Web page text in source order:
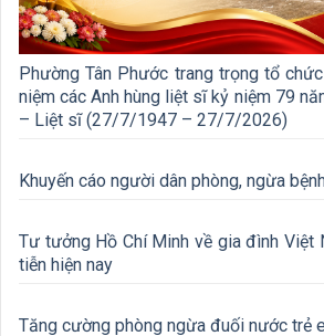
Phường Tân Phước trang trọng tổ
niệm các Anh hùng liệt sĩ kỷ niệm 79
– Liệt sĩ (27/7/1947 – 27/7/2026)
Khuyến cáo người dân phòng, ngừa
Tư tưởng Hồ Chí Minh về gia đình Việt
tiễn hiện nay
Tăng cường phòng ngừa đuối nước trẻ